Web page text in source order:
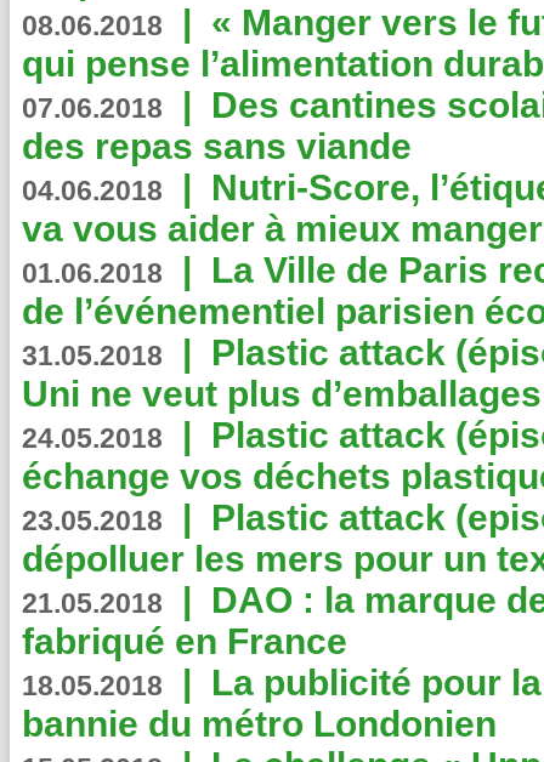
08.06.2018 | « Manger vers le
qui pense l’alimentation
07.06.2018 | Des cantines
des repas sans viande
04.06.2018 | Nutri-Score,
va vous aider à mieux
01.06.2018 | La Ville de Paris
de l’événementiel parisien
31.05.2018 | Plastic attack
Uni ne veut plus
24.05.2018 | Plastic attack
échange vos déchets
23.05.2018 | Plastic attack
dépolluer les mers pour un
21.05.2018 | DAO : la marque
fabriqué en France
18.05.2018 | La publicité pour
bannie du métro Londonien